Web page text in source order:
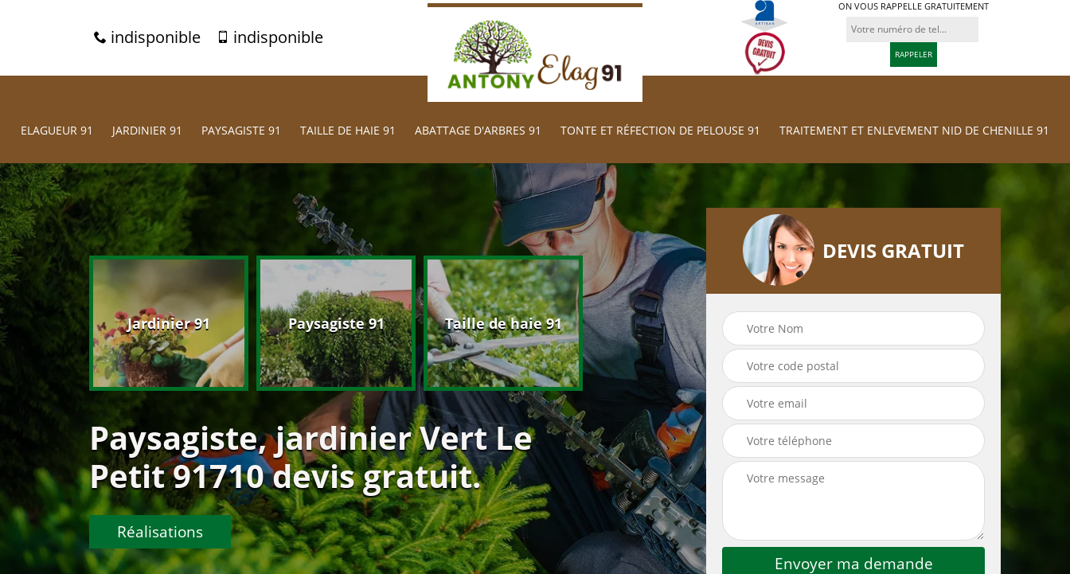
indisponible indisponible
ON VOUS RAPPELLE GRATUITEMENT
ELAGUEUR 91 JARDINIER 91 PAYSAGISTE 91 TAILLE DE HAIE 91 ABATTAGE D'ARBRES 91 TONTE ET RÉFECTION DE PELOUSE 91 TRAITEMENT ET ENLEVEMENT NID DE CHENILLE 91
91 Jardinier 91 Paysagiste 91 Taille de haie 91 Abattage d'arbres
91
Tonte et réfection
de pelouse 91
Traitement et
Enlevement nid
chenille 91
Paysagiste, jardinier Vert Le
Petit 91710 devis gratuit.
Réalisations
DEVIS GRATUIT